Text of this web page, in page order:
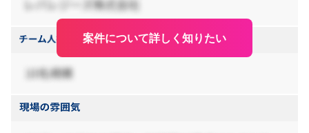
案件について詳しく知りたい